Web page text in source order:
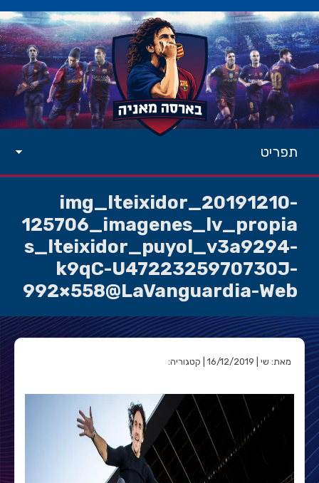
תפריט
img_lteixidor_20191210-
125706_imagenes_lv_propia
s_lteixidor_puyol_v3a9294-
k9qC-U4722325970730J-
992×558@LaVanguardia-Web
מאת: שי | 16/12/2019 | קטגוריה: